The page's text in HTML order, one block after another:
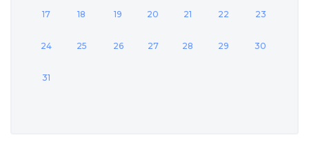
17 18 19 20 21 22 23
24 25 26 27 28 29 30
31